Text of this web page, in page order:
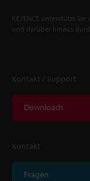
KEYENCE unterstützt
und darüber hinaus
Kontakt / Support
Downloads
Kontakt
Fragen